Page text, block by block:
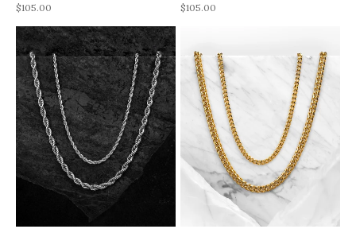
REA-pris
$105.00
REA-pris
$105.00